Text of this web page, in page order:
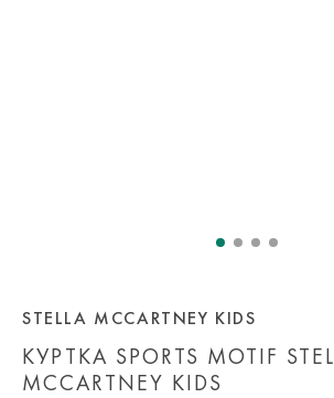
КУРТКА SPORTS MOTIF
MCCARTNEY KIDS
STELLA MCCARTNEY KIDS